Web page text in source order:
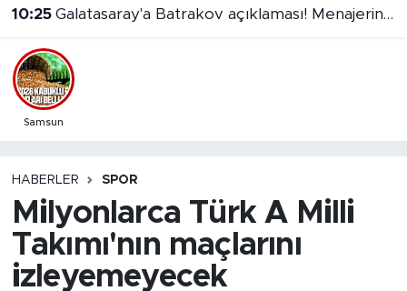
10:25 Galatasaray'a Batrakov açıklaması! Menajerinden transfer iddialarına net yanıt
Samsun
HABERLER SPOR
Milyonlarca Türk A Milli
Takımı'nın maçlarını
izleyemeyecek
Samsun Namaz Vakitleri
Trafik Durumu
Süper Lig Puan Durumu ve Fikstür
Son Dakika Haberleri
Haber Arşivi